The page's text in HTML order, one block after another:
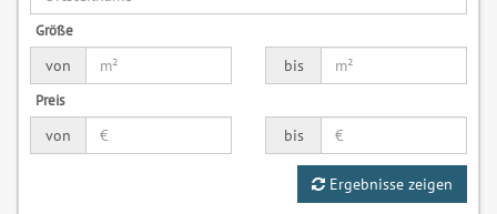
Größe
von
bis
Preis
von
bis
Ergebnisse zeigen